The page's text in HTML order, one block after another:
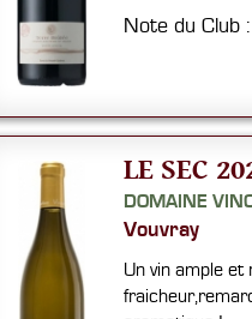
Note du Club
LE SEC
DOMAINE
Vouvray
Un vin ample et